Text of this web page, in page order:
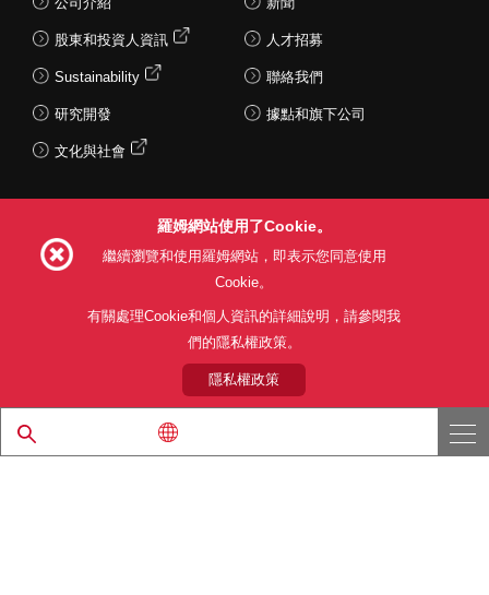
股東和投資人資訊
Sustainability
研究開發
文化與社會
人才招募
聯絡我們
據點和旗下公司
利用目的 隱私權政策
關於本公司產品銷售之標準條款(PDF)
© 1997 - 2026 ROHM CO., LTD. ALL RIGHTS RESERVED.
羅姆網站使用了Cookie。
繼續瀏覽和使用羅姆網站，即表示您同意使用
Cookie。
有關處理Cookie和個人資訊的詳細說明，請參閱我
們的隱私權政策。
隱私權政策